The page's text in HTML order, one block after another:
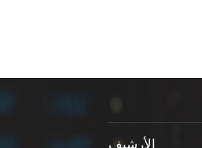
الأرشيف